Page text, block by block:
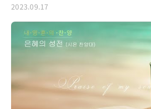
2023.09.17